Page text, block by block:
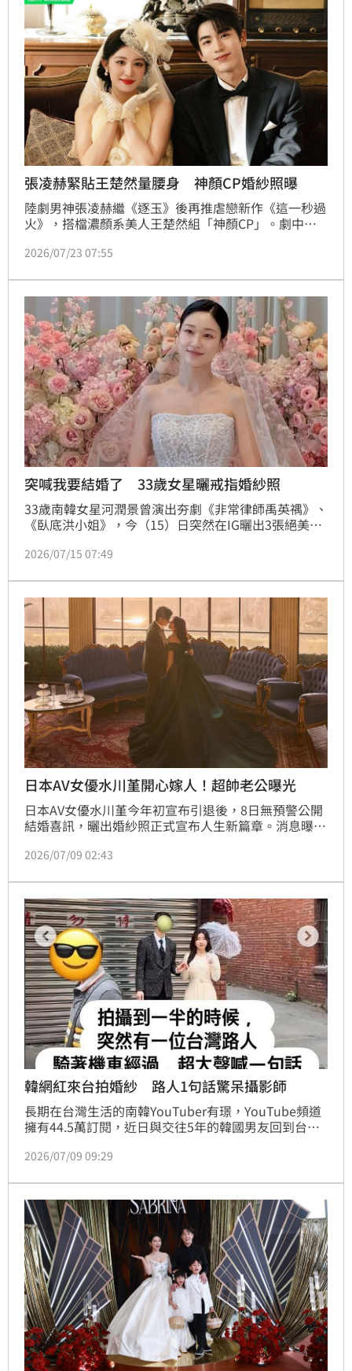
警方進行事故原因調查，強調將釐清為何員工會在疏散
後重返建築內部，並全力協助受災家屬處理後續事宜。
張凌赫緊貼王楚然量腰身 神顏CP婚紗照曝
陸劇男神張凌赫繼《逐玉》後再推虐戀新作《這一秒過
火》，搭檔濃顏系美人王楚然組「神顏CP」。劇中張
變成了哥哥的未婚妻。面對失而復得的摯愛，他以一句
詞也迅速在社群平台瘋傳。宋亭誼報導
2026/07/23 07:55
突喊我要結婚了 33歲女星曬戒指婚紗照
33歲南韓女星河潤景曾演出夯劇《非常律師禹英禑》、
《臥底洪小姐》，今（15）日突然在IG曬出3張絕美婚
符號，突如其來的喜訊瞬間震撼粉絲，留言區湧入一片
隨後親自揭曉真相，原來全是為了宣傳新戲設下的驚喜
橋段。蔡維歆
2026/07/15 07:49
日本AV女優水川堇開心嫁人！超帥老公曝光
日本AV女優水川堇今年初宣布引退後，8日無預警公開
結婚喜訊，曬出婚紗照正式宣布人生新篇章。消息曝光
極討論，有人送上祝福，也有人對她過去的職業提出質
2026/07/09 02:43
韓網紅來台拍婚紗 路人1句話驚呆攝影師
長期在台灣生活的南韓YouTuber有璟，YouTube頻道
擁有44.5萬訂閱，近日與交往5年的韓國男友回到台灣
拍攝過程中，路人接連大喊送上祝福，卻讓隨行的韓星
忍不住驚呼：「從來沒遇過這種事！」
2026/07/09 09:29